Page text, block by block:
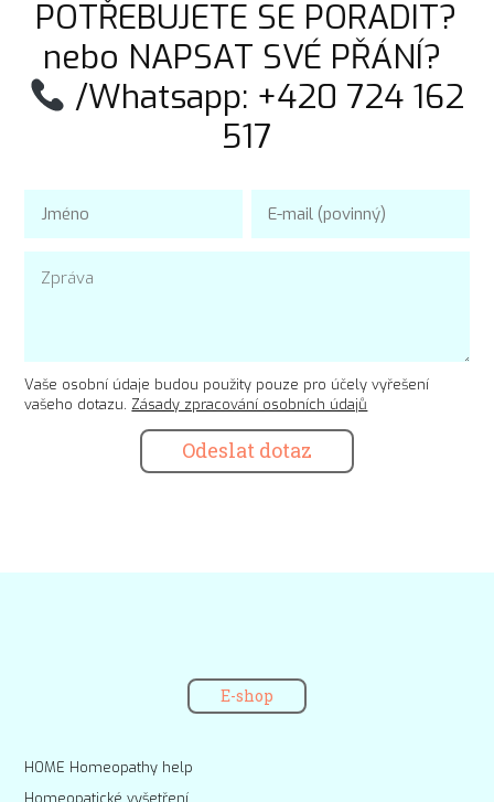
POTŘEBUJETE SE PORADIT?
nebo NAPSAT SVÉ PŘÁNÍ?
/Whatsapp: +420 724 162
517
Vaše osobní údaje budou použity pouze pro účely vyřešení
vašeho dotazu. Zásady zpracování osobních údajů
Odeslat dotaz
E-shop
HOME Homeopathy help